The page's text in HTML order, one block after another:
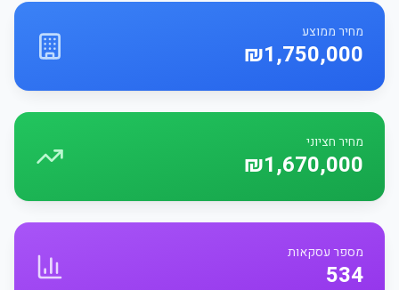
מחיר ממוצע
₪1,750,000
מחיר חציוני
₪1,670,000
מספר עסקאות
534